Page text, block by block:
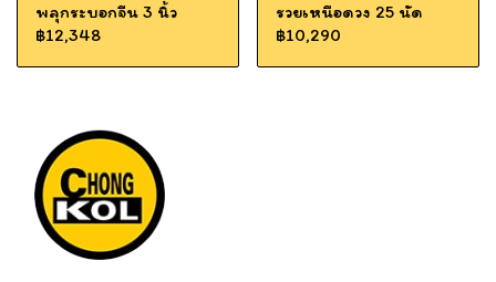
พลุกระบอกจีน 3 นิ้ว
฿12,348
รวยเหนือดวง 25 นัด
฿10,290